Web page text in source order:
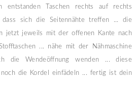
Taschen rechts auf rechts
dass sich die Seitennähte treffen ... die
jetzt jeweils mit der offenen Kante nach
... nähe mit der Nähmaschine
die Wendeöffnung wenden ... diese
die Kordel einfädeln ... fertig ist dein